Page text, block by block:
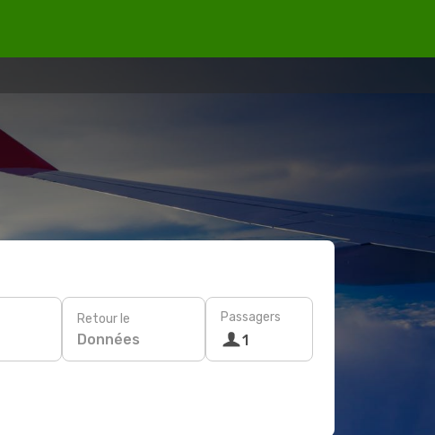
Retour le
Données
Passagers
1